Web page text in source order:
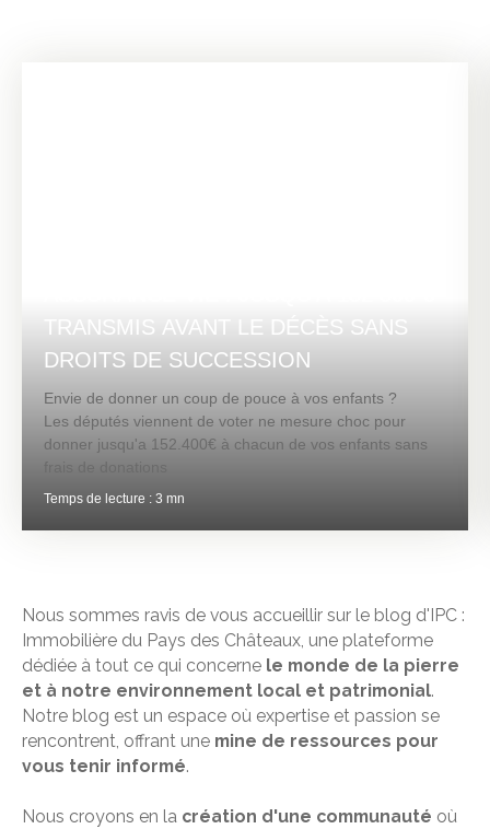
TRANSMIS AVANT LE DÉCÈS SANS
DROITS DE SUCCESSION
Envie de donner un coup de pouce à vos enfants ?
Les députés viennent de voter ne mesure choc pour
donner jusqu'a 152.400€ à chacun de vos enfants sans
frais de donations
Temps de lecture : 3 mn
Nous sommes ravis de vous accueillir sur le blog d'IPC :
Immobilière du Pays des Châteaux, une plateforme
dédiée à tout ce qui concerne le monde de la pierre
et à notre environnement local et patrimonial.
Notre blog est un espace où expertise et passion se
rencontrent, offrant une mine de ressources pour
vous tenir informé.
Nous croyons en la création d'une communauté où